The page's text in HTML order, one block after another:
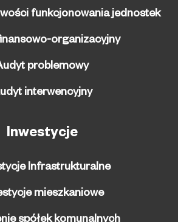
funkcjonowania jednostek
organizacyjny
problemowy
interwencyjny
Inwestycje
Infrastrukturalne
mieszkaniowe